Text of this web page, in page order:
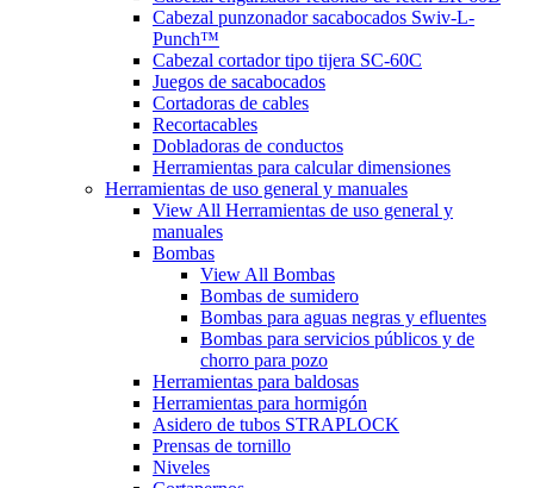
Cabezal punzonador sacabocados Swiv-L-
Punch™
Cabezal cortador tipo tijera SC-60C
Juegos de sacabocados
Cortadoras de cables
Recortacables
Dobladoras de conductos
Herramientas para calcular dimensiones
Herramientas de uso general y manuales
View All Herramientas de uso general y
manuales
Bombas
View All Bombas
Bombas de sumidero
Bombas para aguas negras y efluentes
Bombas para servicios públicos y de
chorro para pozo
Herramientas para baldosas
Herramientas para hormigón
Asidero de tubos STRAPLOCK
Prensas de tornillo
Niveles